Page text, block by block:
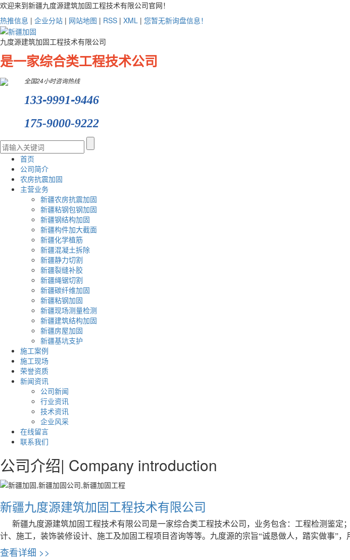
欢迎来到新疆九度源建筑加固工程技术有限公司官网！
热推信息 | 企业分站 | 网站地图 | RSS | XML | 您暂无新询盘信息！
九度源建筑加固工程技术有限公司
是一家综合类工程技术公司
全国24小时咨询热线
133-9991-9446
175-9000-9222
首页
公司简介
农房抗震加固
主营业务
新疆农房抗震加固
新疆粘钢包钢加固
新疆钢结构加固
新疆构件加大截面
新疆化学植筋
新疆混凝土拆除
新疆静力切割
新疆裂缝补胶
新疆绳锯切割
新疆碳纤维加固
新疆粘钢加固
新疆现场测量检测
新疆建筑结构加固
新疆房屋加固
新疆基坑支护
施工案例
施工现场
荣誉资质
新闻资讯
公司新闻
行业资讯
技术资讯
企业风采
在线留言
联系我们
公司介绍| Company introduction
新疆九度源建筑加固工程技术有限公司
新疆九度源建筑加固工程技术有限公司是一家综合类工程技术公司，业务包含：工程检测鉴
计、施工，装饰装修设计、施工及加固工程项目咨询等等。九度源的宗旨“诚恳做人，踏实做事”
查看详细 >>